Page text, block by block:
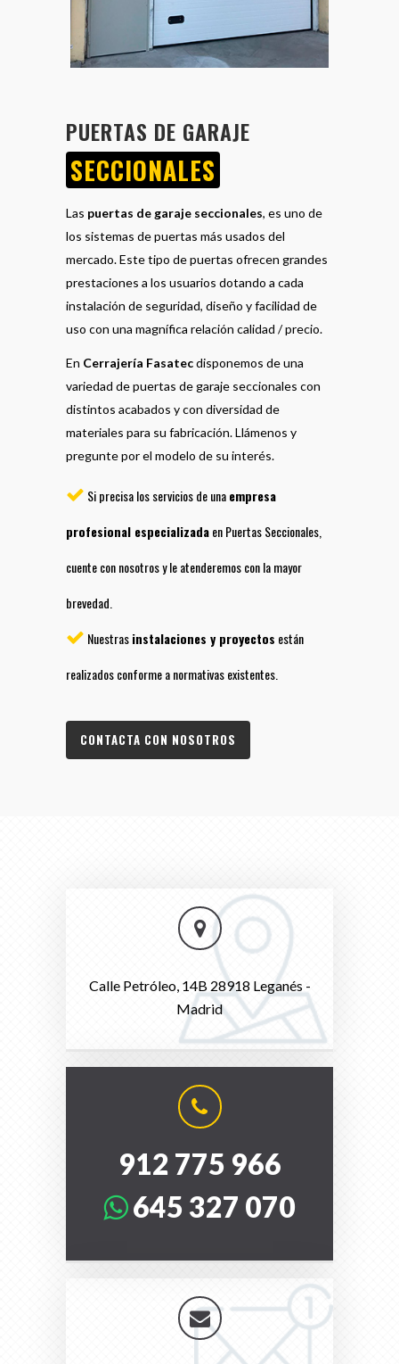
PUERTAS DE GARAJE
SECCIONALES
Las puertas de garaje seccionales, es uno de
los sistemas de puertas más usados del
mercado. Este tipo de puertas ofrecen grandes
prestaciones a los usuarios dotando a cada
instalación de seguridad, diseño y facilidad de
uso con una magnífica relación calidad / precio.
En Cerrajería Fasatecdisponemos de una
variedad de puertas de garaje seccionales con
distintos acabados y con diversidad de
materiales para su fabricación. Llámenos y
pregunte por el modelo de su interés.
Si precisa los servicios de unaempresa
profesional especializadaen Puertas Seccionales,
cuente con nosotros y le atenderemos con la mayor
brevedad.
Nuestrasinstalaciones y proyectos están
realizados conforme a normativas existentes.
CONTACTA CON NOSOTROS
Calle Petróleo, 14B 28918 Leganés -
Madrid
912 775 966
645 327 070